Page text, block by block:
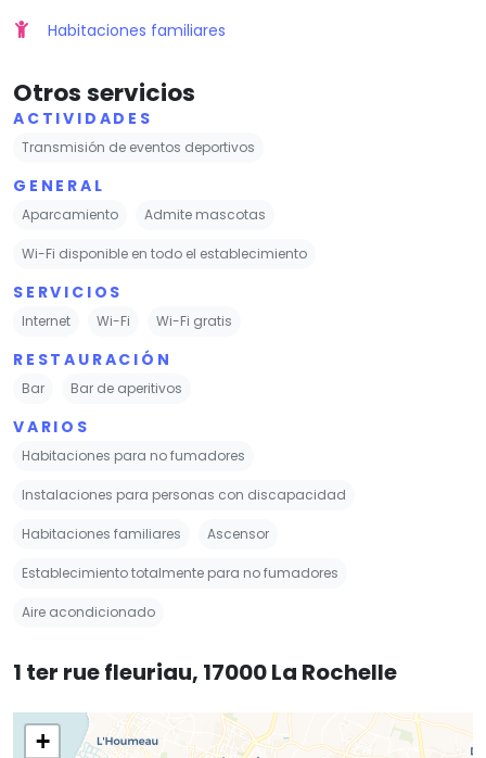
Habitaciones familiares
Otros servicios
ACTIVIDADES
Transmisión de eventos deportivos
GENERAL
Aparcamiento Admite mascotas
Wi-Fi disponible en todo el establecimiento
SERVICIOS
Internet Wi-Fi Wi-Fi gratis
RESTAURACIÓN
Bar Bar de aperitivos
VARIOS
Habitaciones para no fumadores
Instalaciones para personas con discapacidad
Habitaciones familiares Ascensor
Establecimiento totalmente para no fumadores
Aire acondicionado
1 ter rue fleuriau, 17000 La Rochelle
+